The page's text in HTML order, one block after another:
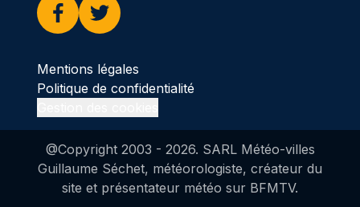
Facebook
Twitter
Mentions légales
Politique de confidentialité
@Copyright 2003 - 2026. SARL Météo-villes
Guillaume Séchet, météorologiste, créateur du
site et présentateur météo sur BFMTV.